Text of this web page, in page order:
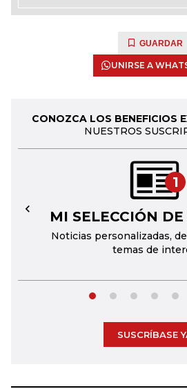
GUARDAR
UNIRSE A
CONOZCA LOS BENEFICIOS
NUESTROS
1
MI SELECCIÓN
Noticias personalizadas,
temas de
←
SUSCRÍBASE